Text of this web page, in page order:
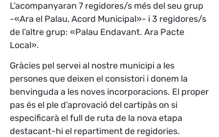
L’acompanyaran 7 regidores/s més del seu grup
-«Ara el Palau, Acord Municipal»- i 3 regidores/s
de l’altre grup: «Palau Endavant. Ara Pacte
Local».
Gràcies pel servei al nostre municipi a les
persones que deixen el consistori i donem la
benvinguda a les noves incorporacions. El proper
pas és el ple d’aprovació del cartipàs on si
especificarà el full de ruta de la nova etapa
destacant-hi el repartiment de regidories.